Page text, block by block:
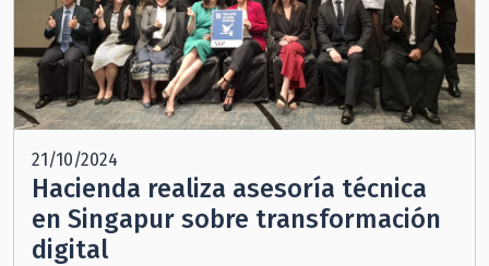
21/10/2024
Hacienda realiza asesoría técnica
en Singapur sobre transformación
digital